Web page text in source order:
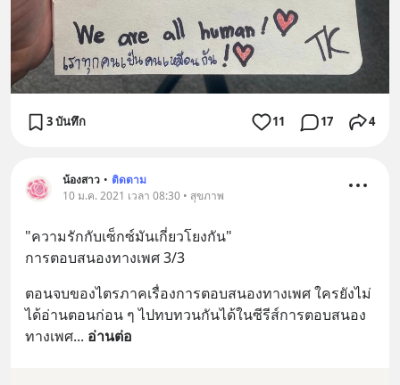
3 บันทึก 11 17 4
น้องสาว • ติดตาม
10 ม.ค. 2021 เวลา 08:30 • สุขภาพ
"ความรักกับเซ็กซ์มันเกี่ยวโยงกัน"
การตอบสนองทางเพศ 3/3
ตอนจบของไตรภาคเรื่องการตอบสนองทางเพศ ใครยังไม่
ได้อ่านตอนก่อน ๆ ไปทบทวนกันได้ในซีรีส์การตอบสนอง
ทางเพศ... อ่านต่อ